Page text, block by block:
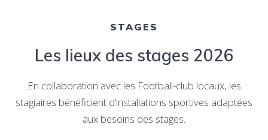
STAGES
Les lieux des stages 2026
En collaboration avec les Football-club locaux, les
stagiaires bénéficient d’installations sportives adaptées
aux besoins des stages.